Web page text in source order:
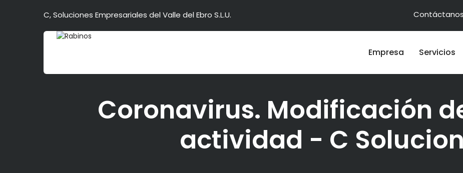
C, Soluciones Empresariales del Valle del Ebro S.L.U.
Empresa Servicios
Coronavirus. Modificación
actividad - C